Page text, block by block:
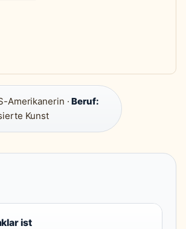
Amerikanerin ·Beruf:
Kunst
ist